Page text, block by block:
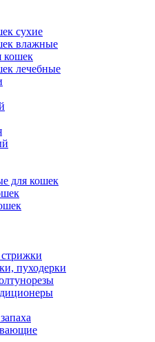
сухие
влажные
кошек
лечебные
для кошек
пуходерки